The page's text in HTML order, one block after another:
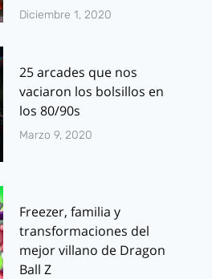
Diciembre 1, 2020
25 arcades que nos
vaciaron los bolsillos en
los 80/90s
Marzo 9, 2020
Freezer, familia y
transformaciones del
mejor villano de Dragon
Ball Z